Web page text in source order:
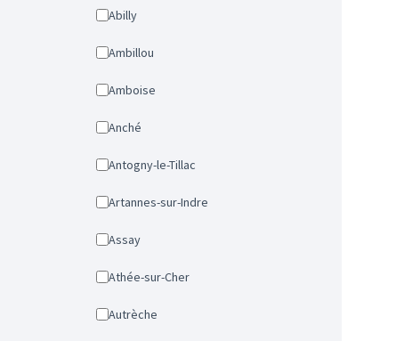
Abilly
Ambillou
Amboise
Anché
Antogny-le-Tillac
Artannes-sur-Indre
Assay
Athée-sur-Cher
Autrèche